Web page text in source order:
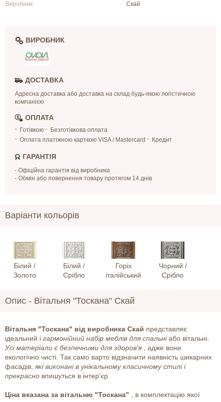
Виробник
Скай
ВИРОБНИК
ДОСТАВКА
Адресна доставка або доставка на склад будь-якою логістичною
компанією
ОПЛАТА
Готівкою
Безготівкова оплата
Оплата платіжною карткою VISA / Mastercard
Кредит
ГАРАНТІЯ
- Офіційна гарантія від виробника
- Обмін або повернення товару протягом 14 днів
Варіанти кольорів
Білий /
Золото
Білий /
Срібло
Горіх
італійський
Чорний /
Срібло
Опис - Вітальня "Тоскана" Скай
Вітальня "Тоскана" від виробника Скай представляє
ідеальний і гармонійний набір меблів для спальніабо вітальні.
Усі матеріали є безпечними для здоров'я
, адже вони
екологічно чисті. Так само варто відзначити наявність шикарних
фасадів, які виконані в унікальному класичному стилі і
прекрасно впишуться в інтер'єр.
Ціна вказана за вітальню "Тоскана"
, в комплектацію якої